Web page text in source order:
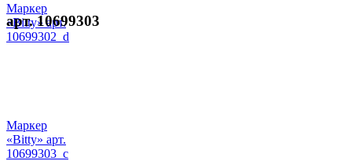
Маркер
«Bitty» арт.
10699302_d
арт. 10699303
Маркер
«Bitty» арт.
10699303_c